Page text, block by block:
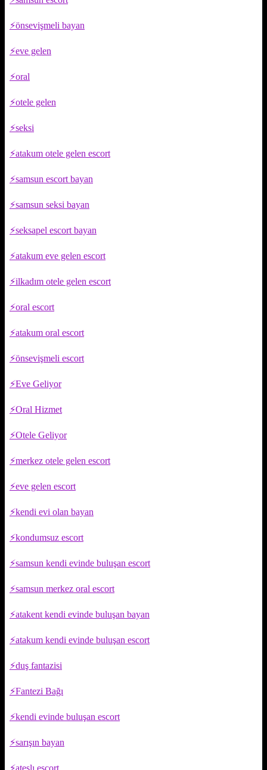
önsevişmeli bayan
eve gelen
oral
otele gelen
seksi
atakum otele gelen escort
samsun escort bayan
samsun seksi bayan
seksapel escort bayan
atakum eve gelen escort
ilkadım otele gelen escort
oral escort
atakum oral escort
önsevişmeli escort
Eve Geliyor
Oral Hizmet
Otele Geliyor
merkez otele gelen escort
eve gelen escort
kendi evi olan bayan
kondumsuz escort
samsun kendi evinde buluşan escort
samsun merkez oral escort
atakent kendi evinde buluşan bayan
atakum kendi evinde buluşan escort
duş fantazisi
Fantezi Bağı
kendi evinde buluşan escort
sarışın bayan
ateşlı escort